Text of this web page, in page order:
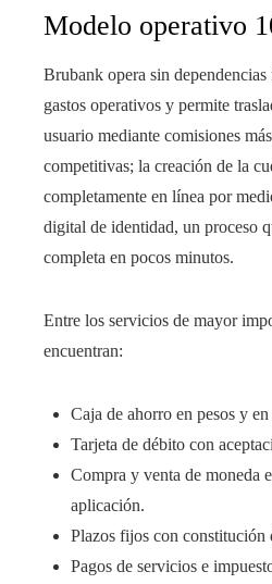
Modelo operativo
Brubank opera sin
gastos operativos y permite
usuario mediante comisiones
competitivas; la creación de la
completamente en línea por
digital de identidad, un proceso
completa en pocos minutos.
Entre los servicios de mayor
encuentran:
Caja de ahorro en pesos y
Tarjeta de débito con
Compra y venta de moneda
aplicación.
Plazos fijos con constitución
Pagos de servicios e